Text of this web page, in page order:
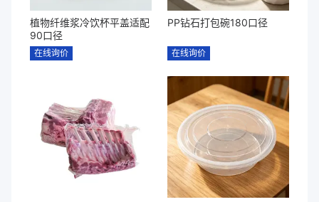
植物纤维浆冷饮杯平盖适配
90口径
在线询价
PP钻石打包碗180口径
在线询价